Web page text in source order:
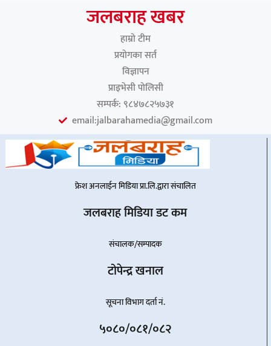
जलबराह खबर
हाम्रो टीम
प्रयोगका सर्त
विज्ञापन
प्राइभेसी पोलिसी
सम्पर्क: ९८४७८२५७३१
email:jalbarahamedia@gmail.com
फ्रेश अनलाईन मिडिया प्रा.लि.द्वारा संचालित
जलबराह मिडिया डट कम
संचालक/सम्पादक
टोपेन्द्र खनाल
सूचना विभाग दर्ता नं.
५०८०/०८१/०८२